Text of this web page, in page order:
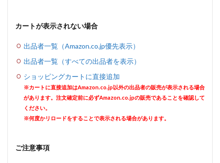
カートが表示されない場合
出品者一覧（Amazon.co.jp優先表示）
出品者一覧（すべての出品者を表示）
ショッピングカートに直接追加
※カートに直接追加はAmazon.co.jp以外の出品者の販売が表示される場合
があります。注文確定前に必ずAmazon.co.jpの販売であることを確認して
ください。
※何度かリロードをすることで表示される場合があります。
ご注意事項